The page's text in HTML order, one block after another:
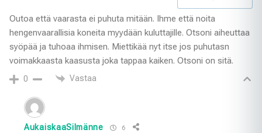
Outoa että vaarasta ei puhuta mitään. Ihme että noita
hengenvaarallisia koneita myydään kuluttajille. Otsoni aiheuttaa
syöpää ja tuhoaa ihmisen. Miettikää nyt itse jos puhutasn
voimakkaasta kaasusta joka tappaa kaiken. Otsoni on sitä.
0 Vastaa
AukaiskaaSilmänne 6